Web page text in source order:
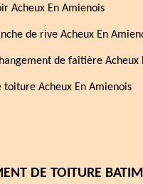
Acheux En Amienois
de rive Acheux En
de faîtière Acheux
toiture Acheux En Amienois
DE TOITURE